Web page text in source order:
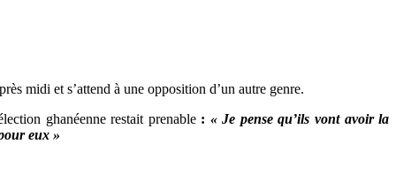
midi et s’attend à une opposition d’un autre genre.
ghanéenne restait prenable: «Je pense qu’ils vont avoir la
eux »